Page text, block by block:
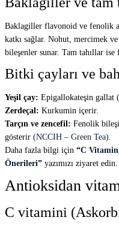
Baklagiller flavonoid ve fenolik
katkı sağlar. Nohut, mercimek
bileşenler sunar. Tam tahıllar
Bitki çayları ve
Yeşil çay: Epigallokateşin gallat
Zerdeçal: Kurkumin içerir.
Tarçın ve zencefil: Fenolik
gösterir (NCCIH – Green Tea).
Daha fazla bilgi için “C
Önerileri” yazımızı ziyaret edin.
Antioksidan
C vitamini